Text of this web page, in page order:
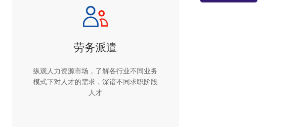
劳务派遣
纵观人力资源市场，了解各行业不同业务
模式下对人才的需求，深谙不同求职阶段
人才